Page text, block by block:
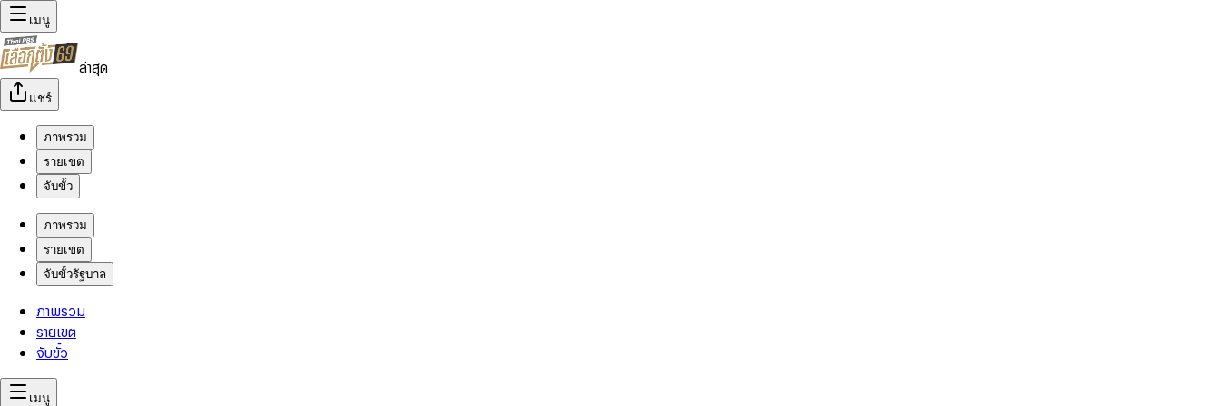
เมนู
ล่าสุด
แชร์
ภาพรวม
รายเขต
จับขั้ว
ภาพรวม
รายเขต
จับขั้วรัฐบาล
ภาพรวม
รายเขต
จับขั้ว
เมนู